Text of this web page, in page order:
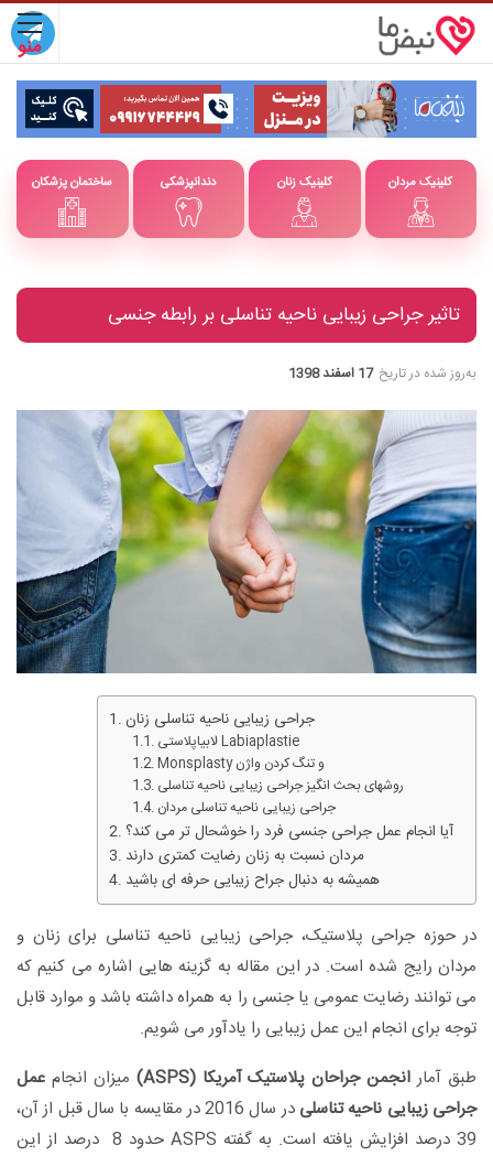
ساختمان پزشکان دندانپزشکی کلینیک زنان کلینیک مردان
تاثیر جراحی زیبایی ناحیه تناسلی بر رابطه جنسی
به‌روز شده در تاریخ 17 اسفند 1398
جراحی زیبایی ناحیه تناسلی زنان
لابیاپلاستی Labiaplastie
Monsplasty و تنگ کردن واژن
روشهای بحث انگیز جراحی زیبایی ناحیه تناسلی
جراحی زیبایی ناحیه تناسلی مردان
آیا انجام عمل جراحی جنسی فرد را خوشحال تر می کند؟
مردان نسبت به زنان رضایت کمتری دارند
همیشه به دنبال جراح زیبایی حرفه ای باشید
در حوزه جراحی پلاستیک، جراحی زیبایی ناحیه تناسلی برای زنان و
مردان رایج شده است. در این مقاله به گزینه هایی اشاره می کنیم که
می توانند رضایت عمومی یا جنسی را به همراه داشته باشد و موارد قابل
توجه برای انجام این عمل زیبایی را یادآور می شویم.
طبق آمار انجمن جراحان پلاستیک آمریکا (ASPS) میزان انجام عمل
جراحی زیبایی ناحیه تناسلی
در سال 2016 در مقایسه با سال قبل از آن،
39 درصد افزایش یافته است. به گفته ASPS حدود 8 درصد از این